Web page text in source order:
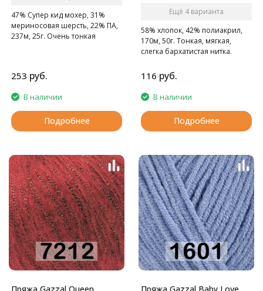
47% Супер кид мохер, 31%
мериносовая шерсть, 22% ПА,
237м, 25г. Очень тонкая
253 руб.
В наличии
Подробнее
Ещё 4 варианта
58% хлопок, 42% полиакрил,
170м, 50г. Тонкая, мягкая,
слегка бархатистая нитка.
116 руб.
В наличии
Подробнее